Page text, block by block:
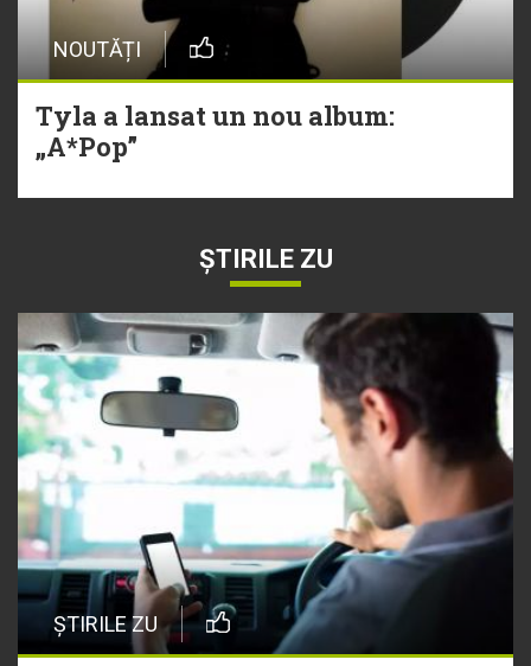
NOUTĂȚI
Tyla a lansat un nou album:
„A*Pop”
ȘTIRILE ZU
ȘTIRILE ZU